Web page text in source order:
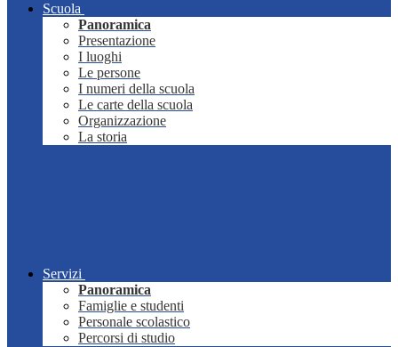
Scuola
Panoramica
Presentazione
I luoghi
Le persone
I numeri della scuola
Le carte della scuola
Organizzazione
La storia
Servizi
Panoramica
Famiglie e studenti
Personale scolastico
Percorsi di studio